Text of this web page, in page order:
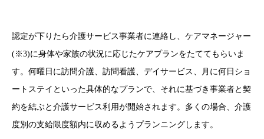
認定が下りたら介護サービス事業者に連絡し、ケアマネージャー
(※3)に身体や家族の状況に応じたケアプランをたててもらいま
す。何曜日に訪問介護、訪問看護、デイサービス、月に何日ショ
ートステイといった具体的なプランで、それに基づき事業者と契
約を結ぶと介護サービス利用が開始されます。多くの場合、介護
度別の支給限度額内に収めるようプランニングします。